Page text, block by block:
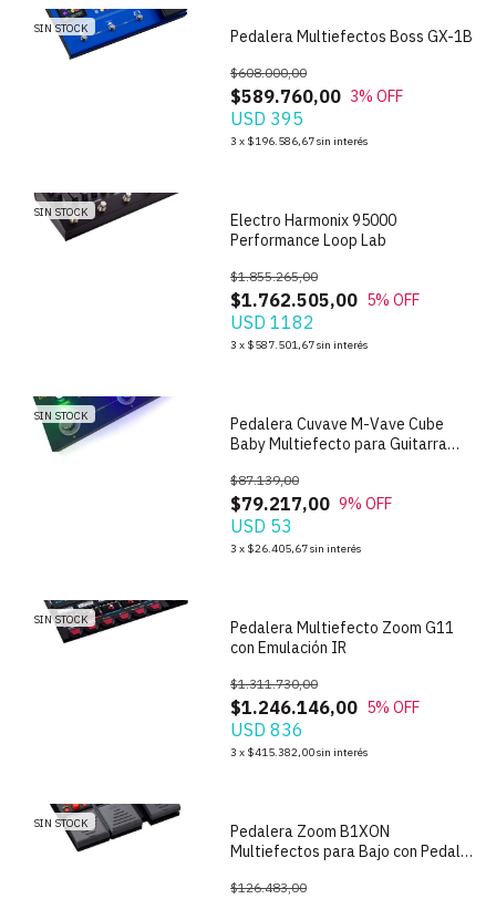
SIN STOCK Pedalera Multiefectos Boss GX-1B
$589.760,00
$608.000,00
3% OFF
USD 395
3 x $196.586,67sin interés
SIN STOCK
Electro Harmonix 95000
Performance Loop Lab
$1.762.505,00
$1.855.265,00
5% OFF
USD 1182
3 x $587.501,67sin interés
SIN STOCK
Pedalera Cuvave M-Vave Cube
Baby Multiefecto para Guitarra
$79.217,00
$87.139,00
9% OFF
USD 53
3 x $26.405,67sin interés
SIN STOCK
Pedalera Multiefecto Zoom G11
con Emulación IR
$1.246.146,00
$1.311.730,00
5% OFF
USD 836
3 x $415.382,00sin interés
SIN STOCK
Pedalera Zoom B1XON
Multiefectos para Bajo con Pedal
$126.483,00